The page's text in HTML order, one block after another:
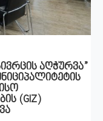
აღჭურვა”
(GIZ)